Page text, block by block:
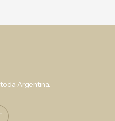
Argentina.